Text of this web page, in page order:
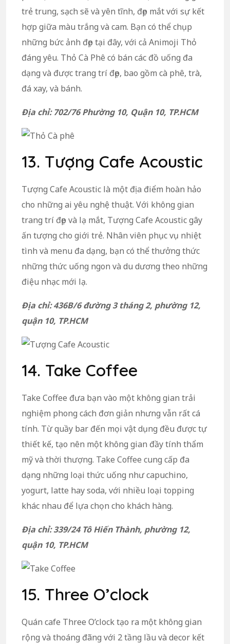
trẻ trung, sạch sẽ và yên tĩnh, đẹp mắt với sự kết
hợp giữa màu trắng và cam. Bạn có thể chụp
những bức ảnh đẹp tại đây, với cả Animoji Thỏ
đáng yêu. Thỏ Cà Phê có bán các đồ uống đa
dạng và được trang trí đẹp, bao gồm cà phê, trà,
đá xay, và bánh.
Địa chỉ: 702/76 Phường 10, Quận 10, TP.HCM
13. Tượng Cafe Acoustic
Tượng Cafe Acoustic là một địa điểm hoàn hảo
cho những ai yêu nghệ thuật. Với không gian
trang trí đẹp và lạ mắt, Tượng Cafe Acoustic gây
ấn tượng cho giới trẻ. Nhân viên phục vụ nhiệt
tình và menu đa dạng, bạn có thể thưởng thức
những thức uống ngon và du dương theo những
điệu nhạc mới lạ.
Địa chỉ: 436B/6 đường 3 tháng 2, phường 12,
quận 10, TP.HCM
14. Take Coffee
Take Coffee đưa bạn vào một không gian trải
nghiệm phong cách đơn giản nhưng vẫn rất cá
tính. Từ quầy bar đến mọi vật dụng đều được tự
thiết kế, tạo nên một không gian đầy tính thẩm
mỹ và thời thượng. Take Coffee cung cấp đa
dạng những loại thức uống như capuchino,
yogurt, latte hay soda, với nhiều loại topping
khác nhau để lựa chọn cho khách hàng.
Địa chỉ: 339/24 Tô Hiến Thành, phường 12,
quận 10, TP.HCM
15. Three O’clock
Quán cafe Three O’clock tạo ra một không gian
rộng và thoáng đãng với 2 tầng lầu và decor kết